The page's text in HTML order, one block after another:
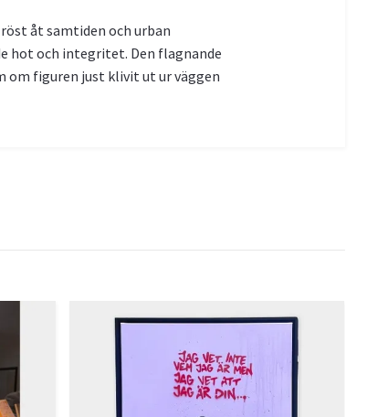
åt samtiden och urban
hot och integritet. Den flagnande
om figuren just klivit ut ur väggen